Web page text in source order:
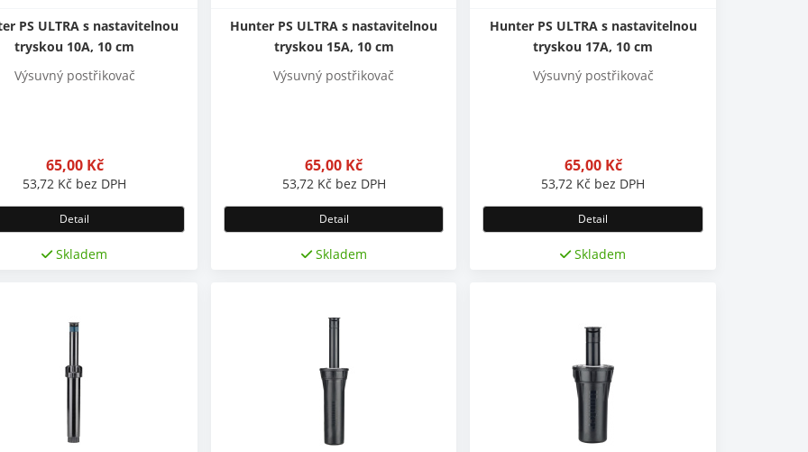
PS ULTRA s nastavitelnou
tryskou 10A, 10 cm
Výsuvný postřikovač
65,00 Kč
53,72 Kč bez DPH
Detail
Skladem
Hunter PS ULTRA s nastavitelnou
tryskou 15A, 10 cm
Výsuvný postřikovač
65,00 Kč
53,72 Kč bez DPH
Detail
Skladem
Hunter PS ULTRA s nastavitelnou
tryskou 17A, 10 cm
Výsuvný postřikovač
65,00 Kč
53,72 Kč bez DPH
Detail
Skladem